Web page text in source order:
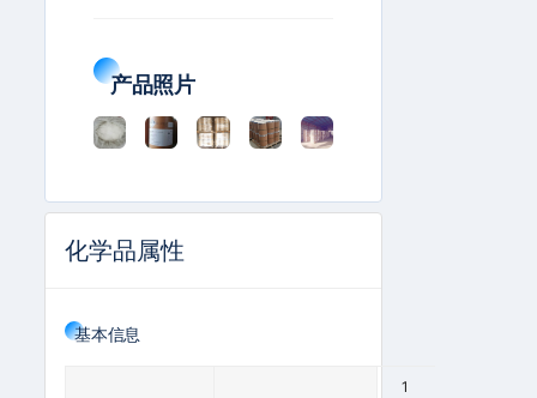
产品照片
化学品属性
基本信息
1